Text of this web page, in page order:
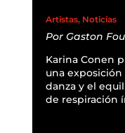
Artistas, Noticias
Por Gaston
Karina Conen
una
danza y el
de respiración